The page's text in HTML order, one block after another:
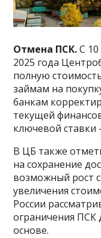
Отмена ПСК.С
2025 года
полную
займам на
банкам
текущей
ключевой ставки
В ЦБ также
на сохранение
возможный рост
увеличения
России
ограничения ПСК
основе.